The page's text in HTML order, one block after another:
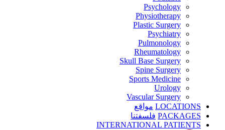
Psychology
Physiotherapy
Plastic Surgery
Psychiatry
Pulmonology
Rheumatology
Skull Base Surgery
Spine Surgery
Sports Medicine
Urology
Vascular Surgery
LOCATIONS مواقع
PACKAGES فلسفتنا
INTERNATIONAL PATIENTS